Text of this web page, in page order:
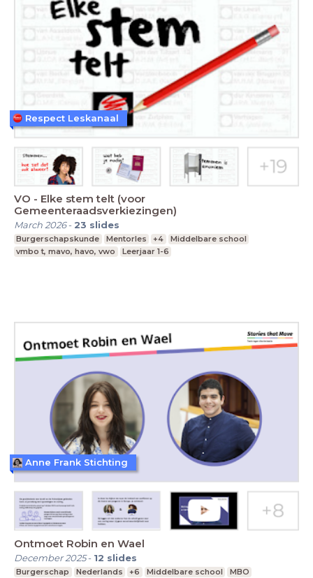
VO - Elke stem telt (voor
Gemeenteraadsverkiezingen)
March 2026- 23 slides
Burgerschapskunde Mentorles +4
Middelbare school
vmbo t, mavo, havo, vwo
Leerjaar 1-6
Respect Leskanaal
Ontmoet Robin en Wael
December 2025- 12 slides
Burgerschap Nederlands +6 Middelbare school
MBO
Anne Frank Stichting